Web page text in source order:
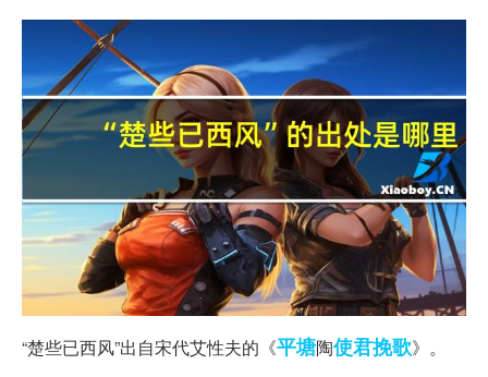
“楚些已西风”出自宋代艾性夫的《平塘陶使君挽歌》。